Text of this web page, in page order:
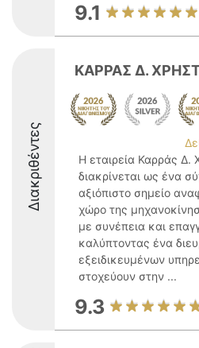
9.1
Διακριθέντες
ΚΑΡΡΑΣ Δ.
Η εταιρεία Καρράς Δ.
διακρίνεται ως ένα
αξιόπιστο σημείο
χώρο της
με συνέπεια και
καλύπτοντας ένα
εξειδικευμένων
στοχεύουν στην ...
9.3